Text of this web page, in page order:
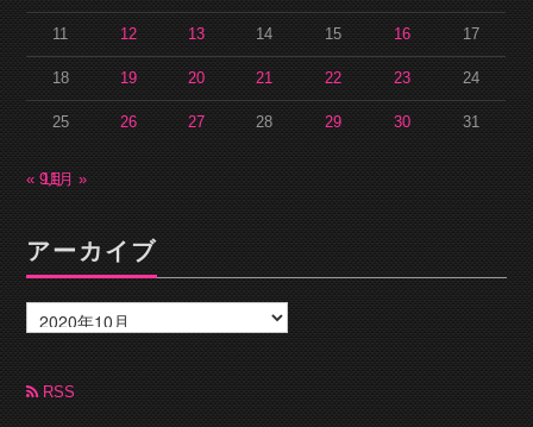
11 12 13 14 15 16 17
18 19 20 21 22 23 24
25 26 27 28 29 30 31
« 9月
11月 »
アーカイブ
ー
カ
ブRSS